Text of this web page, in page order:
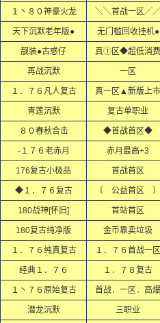
１丶８０神豪火龙 ╲╲首战一区╱╱
天下沉默老年版● 无门槛回收挂机●
靓装●古惑仔 真①区◆超低消费
再战沉默 一区
１．７６凡人复古 真一区▲新版上市
青莲沉默 复古单职业
８０春秋合击 ◆首战首区◆
-１７６老赤月 赤月最高+3
176复古小极品 首战首区
◆１．７６复古 〔 公益首区 〕
180战神[怀旧] 首站首区
180复古纯净版 金币靠卖垃圾
１．７６纯真复古 １．７６首战一区
经典１．７６ １．７８复古
１丶７６原始复古 首战．一区．高爆
潜龙沉默 三职业